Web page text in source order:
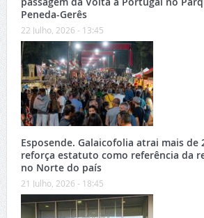
Peneda-Gerês
22 Julho, 2026 - 13:45
Esposende. Galaicofolia atrai mais
reforça estatuto como referência da
no Norte do país
21 Julho, 2026 - 18:45